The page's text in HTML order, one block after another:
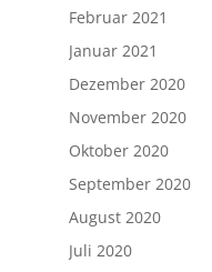
Februar 2021
Januar 2021
Dezember 2020
November 2020
Oktober 2020
September 2020
August 2020
Juli 2020